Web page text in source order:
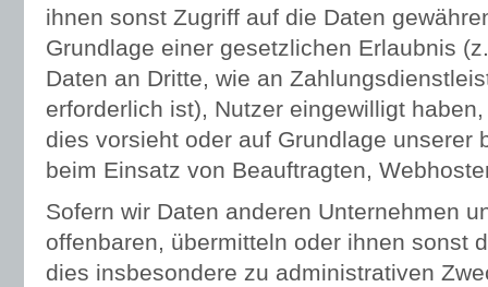
ihnen sonst Zugriff auf die Daten
Grundlage einer gesetzlichen Erlaubnis
Daten an Dritte, wie an
erforderlich ist), Nutzer eingewilligt
dies vorsieht oder auf Grundlage unserer
beim Einsatz von Beauftragten,
Sofern wir Daten anderen Unternehmen
offenbaren, übermitteln oder ihnen sonst
dies insbesondere zu administrativen